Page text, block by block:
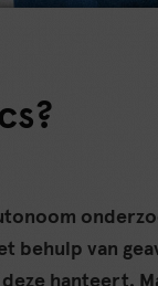
behulp van
hanteert.